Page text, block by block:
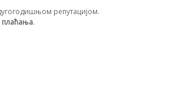
репутацијом.
плаћања.